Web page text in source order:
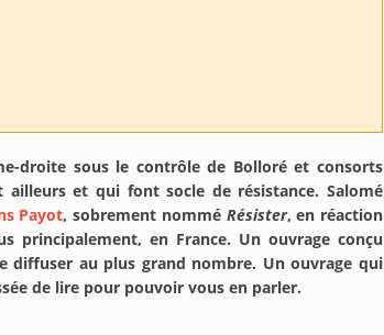
droite sous le contrôle de Bolloré et consorts
et qui font socle de résistance. Salomé
Payot, sobrement nommé Résister, en réaction
principalement, en France. Un ouvrage conçu
diffuser au plus grand nombre. Un ouvrage qui
de lire pour pouvoir vous en parler.